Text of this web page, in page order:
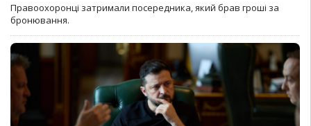
Правоохоронці затримали посередника, який брав гроші за
бронювання.